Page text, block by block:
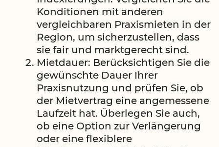
Konditionen mit anderen
vergleichbaren Praxismieten in der
Region, um sicherzustellen, dass
sie fair und marktgerecht sind.
Mietdauer: Berücksichtigen Sie die
gewünschte Dauer Ihrer
Praxisnutzung und prüfen Sie, ob
der Mietvertrag eine angemessene
Laufzeit hat. Überlegen Sie auch,
ob eine Option zur Verlängerung
oder eine flexiblere